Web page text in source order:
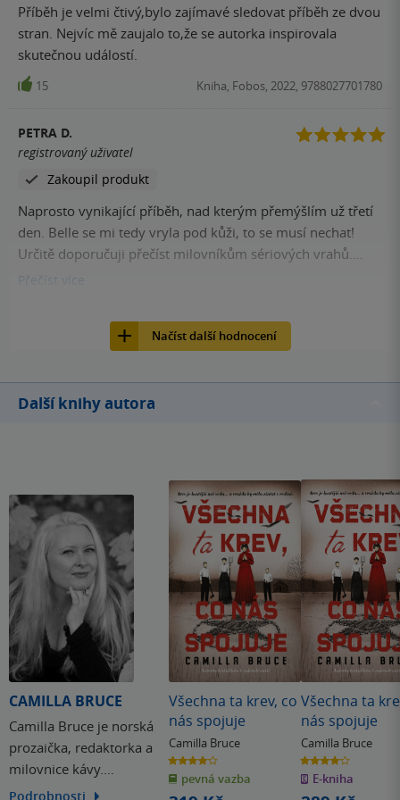
Příběh je velmi čtivý,bylo zajímavé sledovat příběh ze dvou
stran. Nejvíc mě zaujalo to,že se autorka inspirovala
skutečnou událostí.
15 Kniha, Fobos, 2022, 9788027701780
PETRA D.
registrovaný uživatel
Zakoupil produkt
Naprosto vynikající příběh, nad kterým přemýšlím už třetí
den. Belle se mi tedy vryla pod kůži, to se musí nechat!
Určitě doporučuji přečíst milovníkům sériových vrahů.
Bavilo mě i na základě knížky zjišťovat víc info o této
Přečíst
Načíst další hodnocení
Další knihy autora
CAMILLA BRUCE
Camilla Bruce je norská
prozaička, redaktorka a
milovnice kávy.
Vystudovala
Podrobnosti
Všechna ta krev, co
nás spojuje
Camilla Bruce
4.1
z
5
hvězdiček
pevná vazba
Všechna ta
nás spojuje
Camilla Bruce
4.1
z
5
hvězdiček
E-kniha